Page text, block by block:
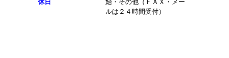
休日
始・その他（ＦＡＸ・メー
ルは２４時間受付）